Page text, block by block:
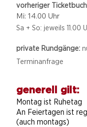
vorheriger
Mi: 14.00 Uhr
Sa + So: jeweils 11.00
private Rundgänge:
Terminanfrage
generell gilt:
Montag ist Ruhetag
An Feiertagen ist
(auch montags)